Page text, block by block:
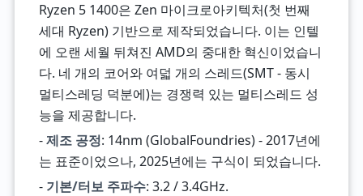
Ryzen 5 1400은 Zen 마이크로아키텍처(첫 번째
세대 Ryzen) 기반으로 제작되었습니다. 이는 인텔
에 오랜 세월 뒤쳐진 AMD의 중대한 혁신이었습니
다. 네 개의 코어와 여덟 개의 스레드(SMT - 동시
멀티스레딩 덕분에)는 경쟁력 있는 멀티스레드 성
능을 제공합니다.
-제조 공정: 14nm (GlobalFoundries) - 2017년에
는 표준이었으나, 2025년에는 구식이 되었습니다.
- 기본/터보 주파수: 3.2 / 3.4GHz.